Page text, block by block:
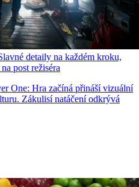
detaily na každém kroku,
post režiséra
One: Hra začíná přináší vizuální
Zákulisí natáčení odkrývá